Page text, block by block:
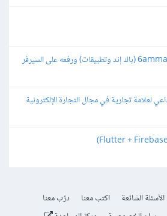
تركيب وتخصيص سكريبت 6ammart (باك إند وتطبيقات) ورفعه على السيرفر
لعلامة تجارية في مجال التجارة الإلكترونية
الأسئلة الشائعة اكتب معنا
درّب معنا